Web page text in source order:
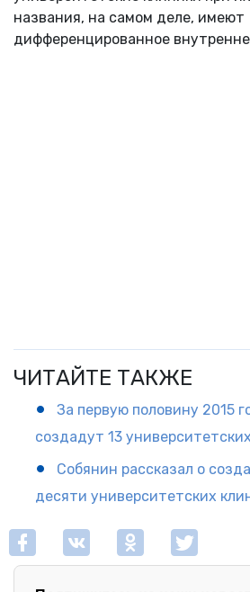
названия, на самом деле, имеют
дифференцированное
ЧИТАЙТЕ ТАКЖЕ
За первую половину 2015
создадут 13
Собянин рассказал о
десяти университетских